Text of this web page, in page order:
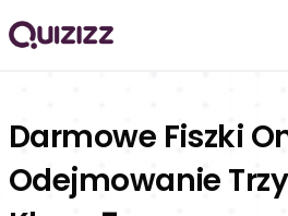
Darmowe Fiszki
Odejmowanie